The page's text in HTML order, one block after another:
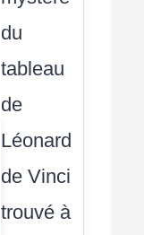
du
tableau
de
Léonard
de Vinci
trouvé à